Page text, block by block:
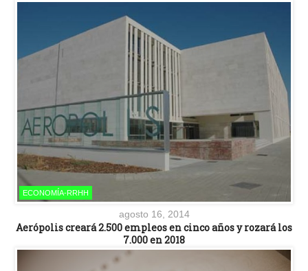
ECONOMÍA-RRHH
agosto 16, 2014
Aerópolis creará 2.500 empleos en cinco años y rozará los
7.000 en 2018